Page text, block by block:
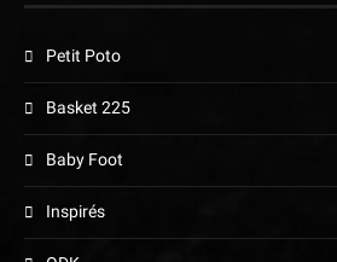
Petit Poto
Basket 225
Baby Foot
Inspirés